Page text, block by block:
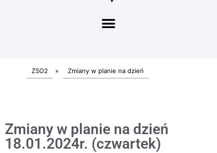
ZSO2 » Zmiany w planie na dzień
Zmiany w planie na dzień
18.01.2024r. (czwartek)